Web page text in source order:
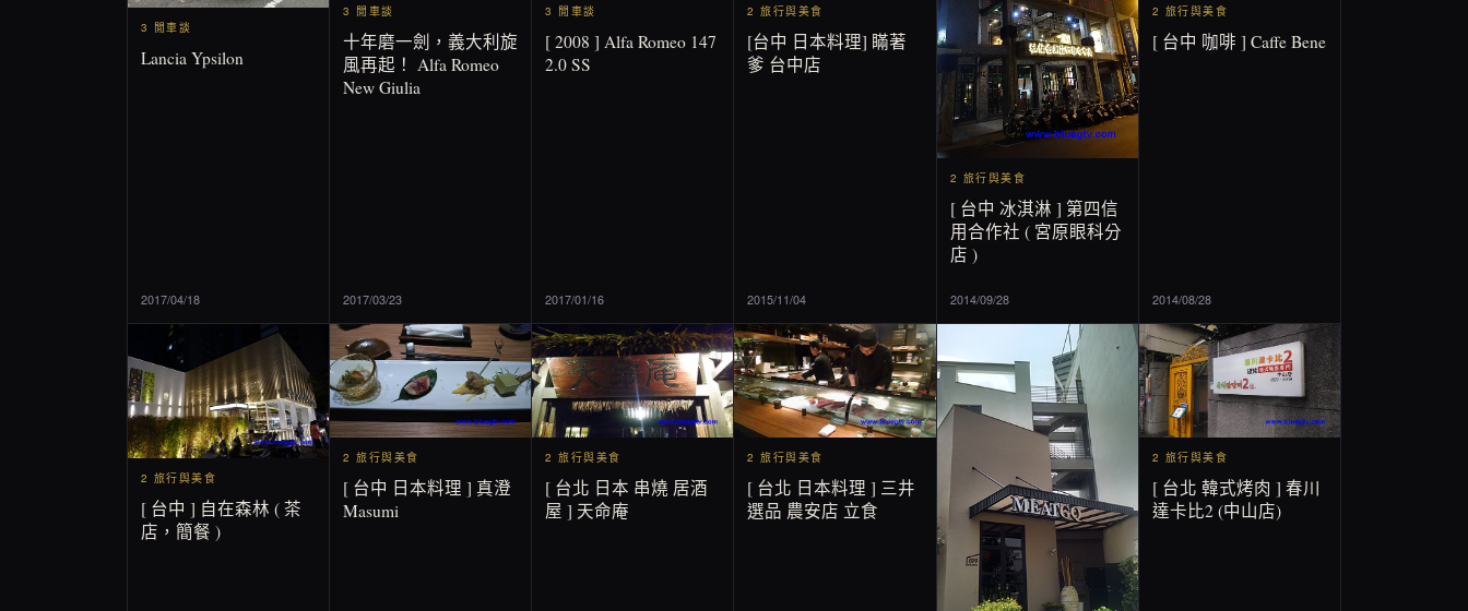
3 閒車談
Lancia Ypsilon
2017/04/18
3 閒車談
十年磨一劍，義大利旋
風再起！ Alfa Romeo
New Giulia
2017/03/23
3 閒車談
[ 2008 ] Alfa Romeo 147
2.0 SS
2017/01/16
2 旅行與美食
[台中 日本料理] 瞞著
爹 台中店
2015/11/04
2 旅行與美食
[ 台中 冰淇淋 ] 第四信
用合作社 ( 宮原眼科分
店 )
2014/09/28
2 旅行與美食
[ 台中 咖啡 ] Caffe Bene
2014/08/28
2 旅行與美食
[ 台中 ] 自在森林 ( 茶
店，簡餐 )
2 旅行與美食
[ 台中 日本料理 ] 真澄
Masumi
2 旅行與美食
[ 台北 日本 串燒 居酒
屋 ] 天命庵
2 旅行與美食
[ 台北 日本料理 ] 三井
選品 農安店 立食
2 旅行與美食
[ 台北 韓式烤肉 ] 春川
達卡比2 (中山店)